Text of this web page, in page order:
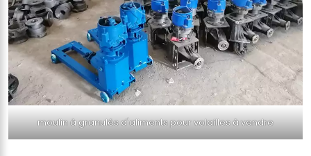
moulin à granulés d'aliments pour volailles à vendre